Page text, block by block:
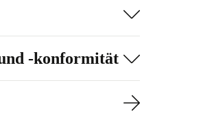
um die Online-
-konformität